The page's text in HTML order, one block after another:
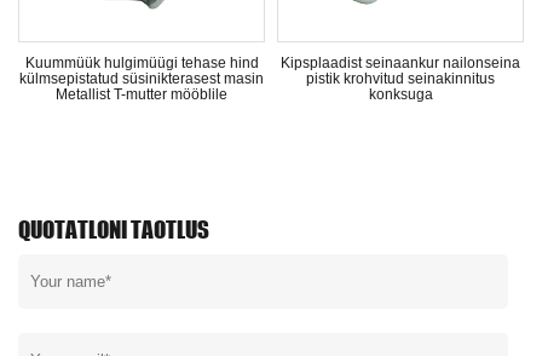
Kuummüük hulgimüügi tehase hind
külmsepistatud süsinikterasest masin
Metallist T-mutter mööblile
Kipsplaadist seinaankur nailonseina
pistik krohvitud seinakinnitus
konksuga
QUOTATLONI TAOTLUS